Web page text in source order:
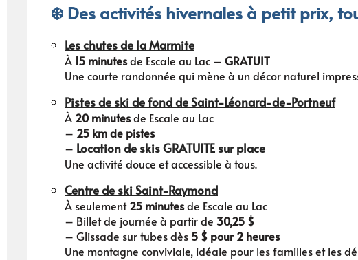
❄️ Des activités hivernales à petit prix,
Les chutes de la Marmite
À 15 minutesde Escale au Lac – GRATUIT
Une courte randonnée qui mène à un décor naturel
Pistes de ski de fond de Saint-Léonard-de-Portneuf
À 20 minutesde Escale au Lac
– 25 km de pistes
– Location de skis GRATUITE sur place
Une activité douce et accessible à tous.
Centre de ski Saint-Raymond
À seulement25 minutesde Escale au Lac
– Billet de journée à partir de 30,25 $
– Glissade sur tubes dès 5 $ pour 2 heures
Une montagne conviviale, idéale pour les familles et les